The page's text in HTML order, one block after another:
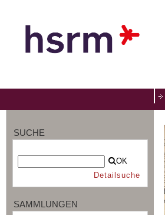
SUCHE
OK
Detailsuche
SAMMLUNGEN